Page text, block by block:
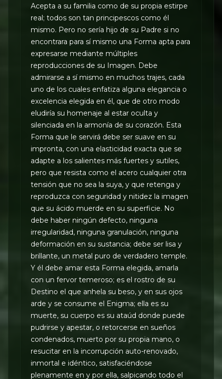
Acepta a su familia como de su propia estirpe
real; todos son tan principescos como él
mismo. Pero no sería hijo de su Padre si no
encontrara para sí mismo una Forma apta para
expresarse mediante múltiples
reproducciones de su Imagen. Debe
admirarse a sí mismo en muchos trajes, cada
uno de los cuales enfatiza alguna elegancia o
excelencia elegida en él, que de otro modo
eludiría su homenaje al estar oculta y
silenciada en la armonía de su corazón. Esta
Forma que le servirá debe ser suave en su
impronta, con una elasticidad exacta que se
adapte a los salientes más fuertes y sutiles,
pero que resista como el acero cualquier otra
tensión que no sea la suya, y que retenga y
reproduzca con seguridad y nitidez la imagen
que su ácido muerde en su superficie. No
debe haber ningún defecto, ninguna
irregularidad, ninguna granulación, ninguna
deformación en su sustancia; debe ser lisa y
brillante, un metal puro de verdadero temple.
Y él debe amar esta Forma elegida, amarla
con un fervor temeroso; es el rostro de su
Destino el que anhela su beso, y en sus ojos
arde y se consume el Enigma; ella es su
muerte, su cuerpo es su ataúd donde puede
pudrirse y apestar, o retorcerse en sueños
condenados, muerto por su propia mano, o
resucitar en la incorrupción auto-renovado,
inmortal e idéntico, satisfaciéndose
plenamente en y por ella, salpicando todo el